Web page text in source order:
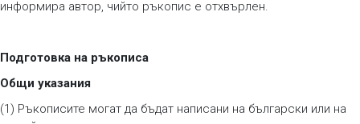
информира автор, чийто ръкопис е отхвърлен.
Подготовка на ръкописа
Общи указания
(1) Ръкописите могат да бъдат написани на български или на